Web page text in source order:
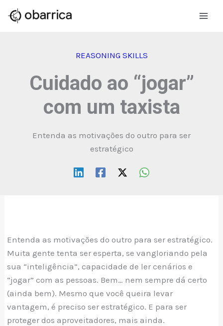
para
REASONING SKILLS
Cuidado ao “jogar”
com um taxista
Entenda as motivações do outro para ser
estratégico
Entenda as motivações do outro para ser estratégico.
Muita gente tenta ser esperta, se vangloriando pela
sua “inteligência”, capacidade de ler cenários e
“jogar” com as pessoas. Bem… nem sempre dá certo
(ainda bem). Mesmo que você queira levar
vantagem, é preciso ser estratégico. E para ser
proteger dos aproveitadores, mais ainda.